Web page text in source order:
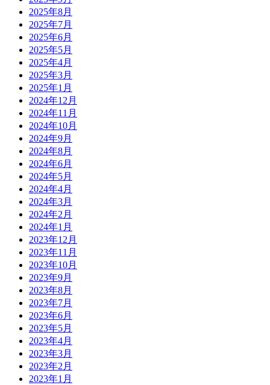
2025年8月
2025年7月
2025年6月
2025年5月
2025年4月
2025年3月
2025年1月
2024年12月
2024年11月
2024年10月
2024年9月
2024年8月
2024年6月
2024年5月
2024年4月
2024年3月
2024年2月
2024年1月
2023年12月
2023年11月
2023年10月
2023年9月
2023年8月
2023年7月
2023年6月
2023年5月
2023年4月
2023年3月
2023年2月
2023年1月